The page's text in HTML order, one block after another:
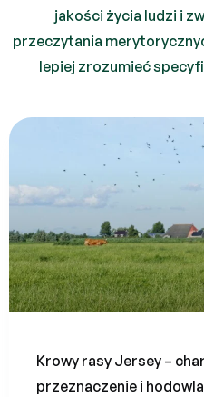
jakości życia ludzi i
przeczytania
lepiej zrozumieć
Krowy rasy Jersey –
przeznaczenie i hodowla